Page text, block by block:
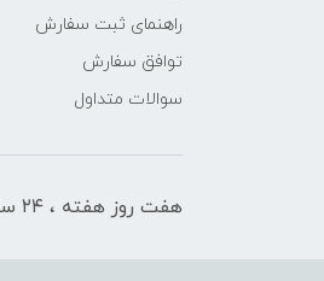
راهنمای ثبت سفارش
توافق سفارش
سوالات متداول
هفت روز هفته ، ۲۴ ساعت شبانه‌روز پاسخگوی شما هستیم